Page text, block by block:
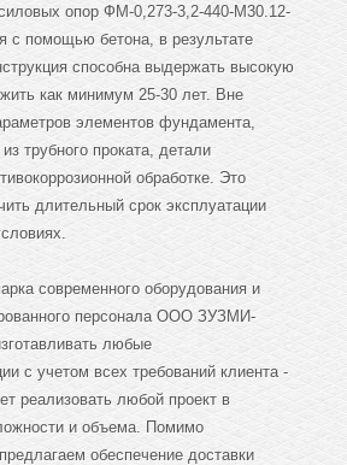
опор ФМ-0,273-3,2-440-М30.12-
с помощью бетона, в результате
способна выдержать высокую
как минимум 25-30 лет. Вне
элементов фундамента,
трубного проката, детали
обработке. Это
длительный срок эксплуатации
современного оборудования и
персонала ООО ЗУЗМИ-
любые
с учетом всех требований клиента -
реализовать любой проект в
и объема. Помимо
обеспечение доставки